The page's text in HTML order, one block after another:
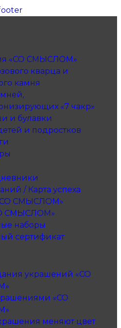
«СО СМЫСЛОМ»
кварца и
камня
«7 чакр»
и булавки
и подростков
/ Карта успеха
СМЫСЛОМ»
СМЫСЛОМ»
наборы
сертификат
украшений «СО
«СО
меняют цвет